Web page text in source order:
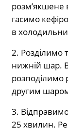
розм’якшене
гасимо
в
2. Розділимо
нижній шар.
розподілимо
другим шаром
3.
25 хвилин.